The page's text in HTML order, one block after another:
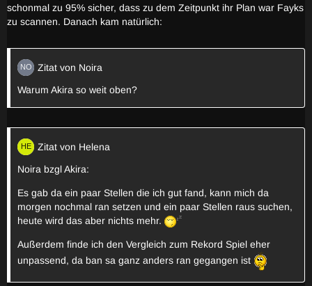
schonmal zu 95% sicher, dass zu dem Zeitpunkt ihr Plan war Fayks
zu scannen. Danach kam natürlich:
Zitat von Noira
Warum Akira so weit oben?
Zitat von Helena
Noira bzgl Akira:
Es gab da ein paar Stellen die ich gut fand, kann mich da
morgen nochmal ran setzen und ein paar Stellen raus suchen,
heute wird das aber nichts mehr.
Außerdem finde ich den Vergleich zum Rekord Spiel eher
unpassend, da ban sa ganz anders ran gegangen ist